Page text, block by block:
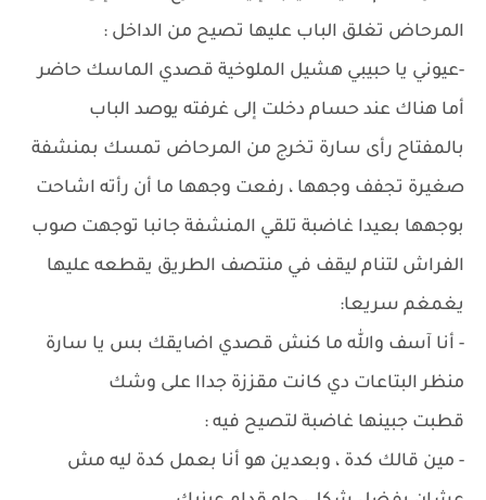
المرحاض تغلق الباب عليها تصيح من الداخل :
-عيوني يا حبيبي هشيل الملوخية قصدي الماسك حاضر
أما هناك عند حسام دخلت إلى غرفته يوصد الباب
بالمفتاح رأى سارة تخرج من المرحاض تمسك بمنشفة
صغيرة تجفف وجهها ، رفعت وجهها ما أن رأته اشاحت
بوجهها بعيدا غاضبة تلقي المنشفة جانبا توجهت صوب
الفراش لتنام ليقف في منتصف الطريق يقطعه عليها
يغمغم سريعا:
- أنا آسف والله ما كنش قصدي اضايقك بس يا سارة
منظر البتاعات دي كانت مقززة جداا على وشك
قطبت جبينها غاضبة لتصيح فيه :
- مين قالك كدة ، وبعدين هو أنا بعمل كدة ليه مش